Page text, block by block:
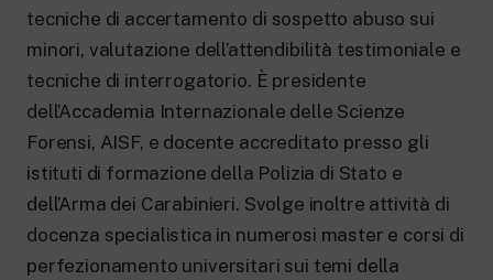
tecniche di accertamento di sospetto abuso sui
minori, valutazione dell’attendibilità testimoniale e
tecniche di interrogatorio. È presidente
dell’Accademia Internazionale delle Scienze
Forensi, AISF, e docente accreditato presso gli
istituti di formazione della Polizia di Stato e
dell’Arma dei Carabinieri. Svolge inoltre attività di
docenza specialistica in numerosi master e corsi di
perfezionamento universitari sui temi della